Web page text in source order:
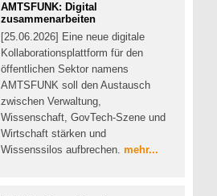
AMTSFUNK: Digital
zusammenarbeiten
[25.06.2026] Eine neue digitale
Kollaborationsplattform für den
öffentlichen Sektor namens
AMTSFUNK soll den Austausch
zwischen Verwaltung,
Wissenschaft, GovTech-Szene und
Wirtschaft stärken und
Wissenssilos aufbrechen. mehr...